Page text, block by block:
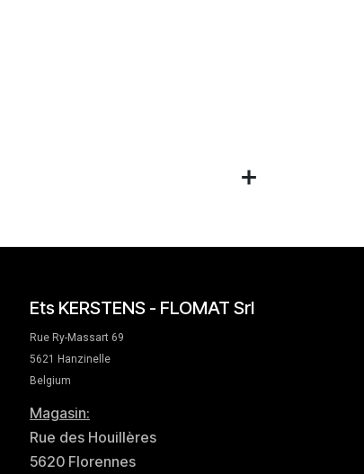
Ets KERSTENS - FLOMAT Srl
Rue Ry-Massart 69
5621 Hanzinelle
Belgium
Magasin:
Rue des Houillères
5620 Florennes